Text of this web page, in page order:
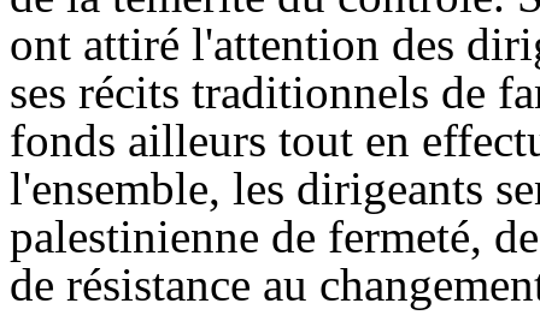
ont attiré l'attention des
ses récits traditionnels de
fonds ailleurs tout en
l'ensemble, les dirigeants
palestinienne de fermeté,
de résistance au